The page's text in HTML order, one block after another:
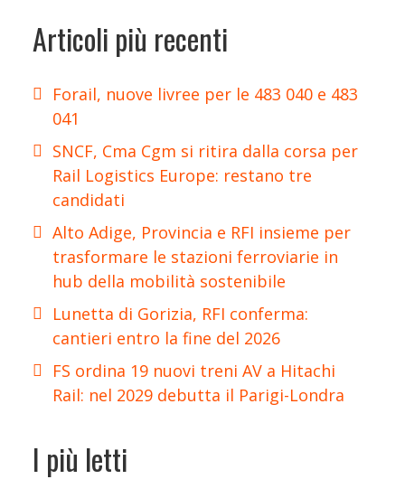
Articoli più recenti
Forail, nuove livree per le 483 040 e 483
041
SNCF, Cma Cgm si ritira dalla corsa per
Rail Logistics Europe: restano tre
candidati
Alto Adige, Provincia e RFI insieme per
trasformare le stazioni ferroviarie in
hub della mobilità sostenibile
Lunetta di Gorizia, RFI conferma:
cantieri entro la fine del 2026
FS ordina 19 nuovi treni AV a Hitachi
Rail: nel 2029 debutta il Parigi-Londra
I più letti